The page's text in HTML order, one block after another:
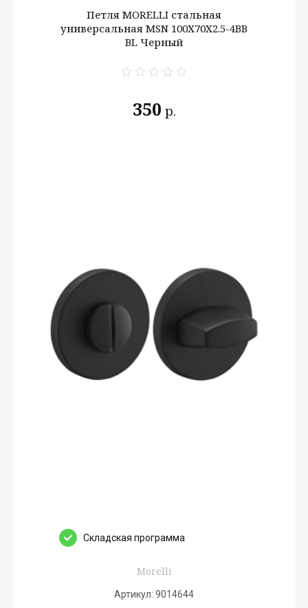
Петля MORELLI стальная
универсальная MSN 100X70X2.5-4BB
BL Черный
350 р.
Cкладская программа
Morelli
Артикул: 9014644